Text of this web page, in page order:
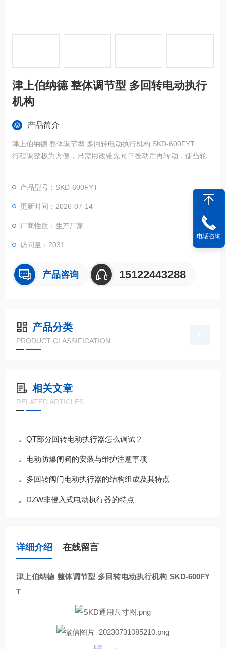
津上伯纳德 整体调节型 多回转电动执行
机构
产品简介
津上伯纳德 整体调节型 多回转电动执行机构 SKD-600FYT
行程调整极为方便，只需用改锥先向下按动后再转动，使凸轮板
转到所需限位位置即可。
产品型号：SKD-600FYT
更新时间：2026-07-14
厂商性质：生产厂家
访问量：2031
产品咨询 15122443288
产品分类
PRODUCT CLASSIFICATION
相关文章
RELATED ARTICLES
QT部分回转电动执行器怎么调试？
电动防爆闸阀的安装与维护注意事项
多回转阀门电动执行器的结构组成及其特点
DZW非侵入式电动执行器的特点
详细介绍 在线留言
津上伯纳德 整体调节型 多回转电动执行机构 SKD-600FY
T
电话咨询